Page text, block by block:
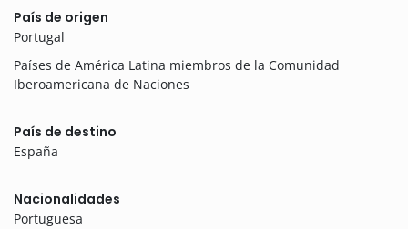
País de origen
Portugal
Países de América Latina miembros de la Comunidad
Iberoamericana de Naciones
País de destino
España
Nacionalidades
Portuguesa